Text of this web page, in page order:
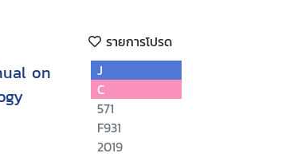
รายการโปรด
on
J
C
571
F931
2019